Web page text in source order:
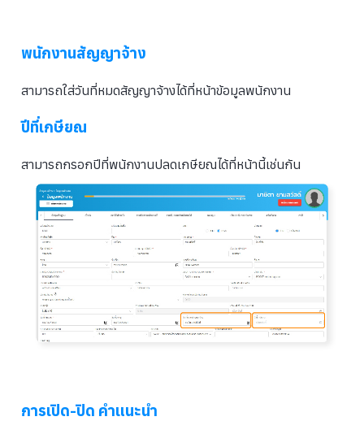
พนักงานสัญญาจ้าง
สามารถใส่วันที่หมดสัญญาจ้างได้ที่หน้าข้อมูลพนักงาน
ปีที่เกษียณ
สามารถกรอกปีที่พนักงานปลดเกษียณได้ที่หน้านี้เช่นกัน
การเปิด-ปิด คำแนะนำ